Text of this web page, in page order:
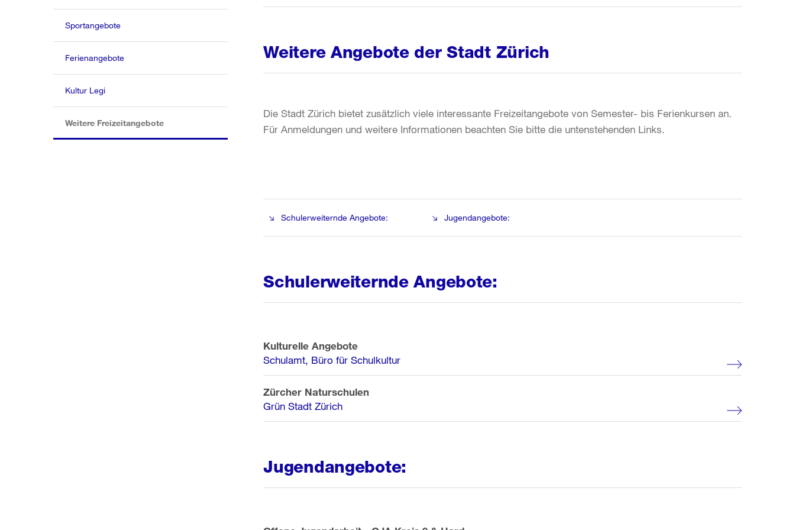
Weitere Angebote der Stadt Zürich
Die Stadt Zürich bietet zusätzlich viele interessante Freizeitangebote von Semester- bis Ferienkursen an.
Für Anmeldungen und weitere Informationen beachten Sie bitte die untenstehenden Links.
Schulerweiternde Angebote: Jugendangebote:
Schulerweiternde Angebote:
Kulturelle Angebote
Schulamt, Büro für Schulkultur
Zürcher Naturschulen
Grün Stadt Zürich
Jugendangebote:
Sportangebote
Ferienangebote
Kultur Legi
Weitere Freizeitangebote(aktiv)